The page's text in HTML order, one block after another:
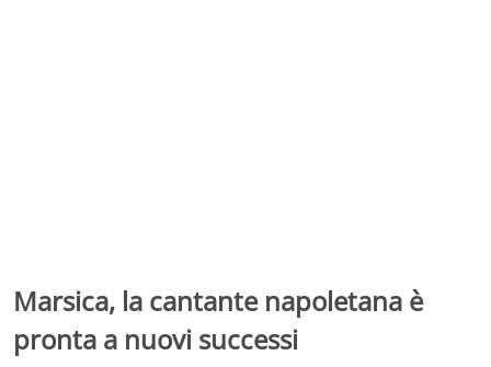
Marsica, la cantante napoletana è
pronta a nuovi successi